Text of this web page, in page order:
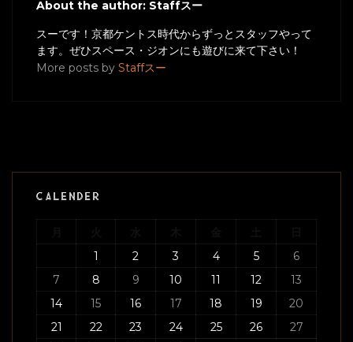
About the author: Staffスー
スーです！京都ケントス時代からずっとスタッフやって
ます。ぜひスペース・ジオンにも遊びに来て下さい！
More posts by Staffスー
CALENDER
1
2 3 4 5
6
7
8 9 10 11 12
13
14
15 16 17 18 19
20
21
22 23 24 25 26
27